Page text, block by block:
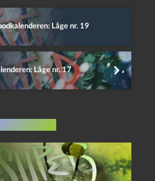
Låge nr. 19
Låge nr. 17